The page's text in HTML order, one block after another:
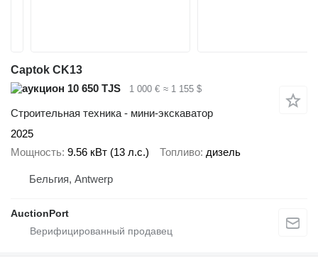
Captok CK13
10 650 TJS
1 000 € ≈ 1 155 $
Строительная техника - мини-экскаватор
2025
Мощность 9.56 кВт (13 л.с.) Топливо дизель
Бельгия, Antwerp
AuctionPort